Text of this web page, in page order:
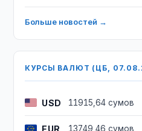
Больше новостей →
КУРСЫ ВАЛЮТ (ЦБ,
USD 11915,64 сумов
EUR 13749,46 сумов